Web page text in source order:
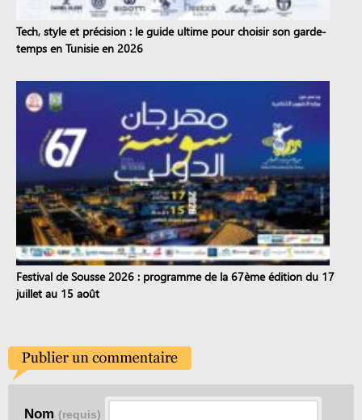
Tech, style et précision : le guide ultime pour choisir son garde-
temps en Tunisie en 2026
Festival de Sousse 2026 : programme de la 67ème édition du 17
juillet au 15 août
Nom (requis)